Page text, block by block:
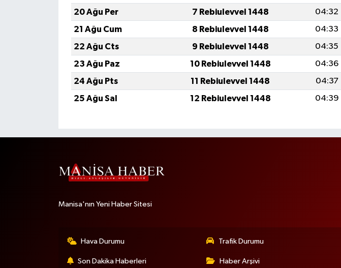
20 Ağu Per
7 Rebiulevvel 1448 04:32
21 Ağu Cum
8 Rebiulevvel 1448 04:33
22 Ağu Cts
9 Rebiulevvel 1448 04:35
23 Ağu Paz
10 Rebiulevvel 1448 04:36
24 Ağu Pts
11 Rebiulevvel 1448 04:37
25 Ağu Sal
12 Rebiulevvel 1448 04:39
Manisa'nın Yeni Haber Sitesi
Hava Durumu Trafik Durumu
Son Dakika Haberleri Haber Arşivi